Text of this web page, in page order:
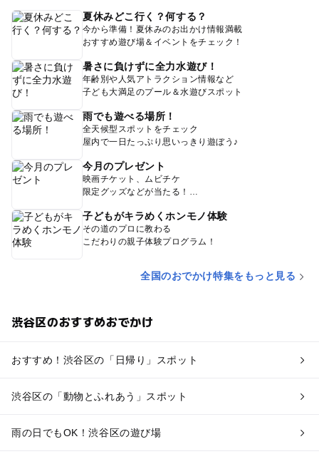
夏休みどこ行く？何する？
今から準備！夏休みのお出かけ情報満載
おすすめ遊び場＆イベントをチェック！
暑さに負けずに全力水遊び！
年齢別や人気アトラクション情報など
子ども大満足のプール＆水遊びスポット
雨でも遊べる場所！
全天候型スポットをチェック
屋内で一日たっぷり思いっきり遊ぼう♪
今月のプレゼント
映画チケット、ムビチケ
限定グッズなどが当たる！
子どもがキラめくホンモノ体験
その道のプロに教わる
こだわりの親子体験プログラム！
全国のおでかけ特集をもっと見る
渋谷区のおすすめおでかけ
おすすめ！渋谷区の「日帰り」スポット
渋谷区の「動物とふれあう」スポット
雨の日でもOK！渋谷区の遊び場